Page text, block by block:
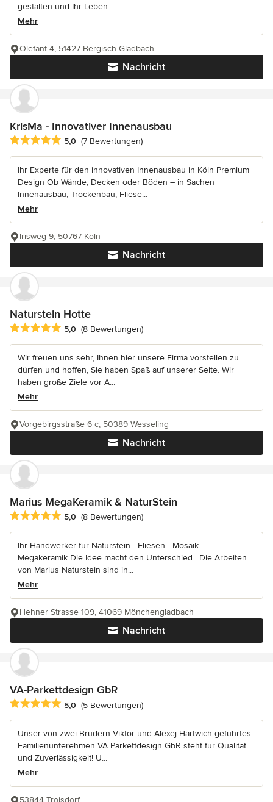
gestalten und Ihr Leben...
Mehr
Nachricht
Olefant 4, 51427 Bergisch Gladbach
KrisMa - Innovativer Innenausbau
Durchschnittliche Bewertung: 5 von 5 Sternen
5,0 (7 Bewertungen)
Ihr Experte für den innovativen Innenausbau in Köln Premium
Design Ob Wände, Decken oder Böden – in Sachen
Innenausbau, Trockenbau, Fliese...
Mehr
Nachricht
Irisweg 9, 50767 Köln
Naturstein Hotte
Durchschnittliche Bewertung: 5 von 5 Sternen
5,0 (8 Bewertungen)
Wir freuen uns sehr, Ihnen hier unsere Firma vorstellen zu
dürfen und hoffen, Sie haben Spaß auf unserer Seite. Wir
haben große Ziele vor A...
Mehr
Nachricht
Vorgebirgsstraße 6 c, 50389 Wesseling
Marius MegaKeramik & NaturStein
Durchschnittliche Bewertung: 5 von 5 Sternen
5,0 (8 Bewertungen)
Ihr Handwerker für Naturstein - Fliesen - Mosaik -
Megakeramik Die Idee macht den Unterschied . Die Arbeiten
von Marius Naturstein sind in...
Mehr
Nachricht
Hehner Strasse 109, 41069 Mönchengladbach
VA-Parkettdesign GbR
Durchschnittliche Bewertung: 5 von 5 Sternen
5,0 (5 Bewertungen)
Unser von zwei Brüdern Viktor und Alexej Hartwich geführtes
Familienunterehmen VA Parkettdesign GbR steht für Qualität
und Zuverlässigkeit! U...
Mehr